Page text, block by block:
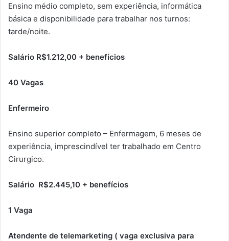
Ensino médio completo, sem experiência, informática
básica e disponibilidade para trabalhar nos turnos:
tarde/noite.
Salário R$1.212,00 + benefícios
40 Vagas
Enfermeiro
Ensino superior completo – Enfermagem, 6 meses de
experiência, imprescindível ter trabalhado em Centro
Cirurgico.
Salário R$2.445,10 + benefícios
1 Vaga
Atendente de telemarketing ( vaga exclusiva para